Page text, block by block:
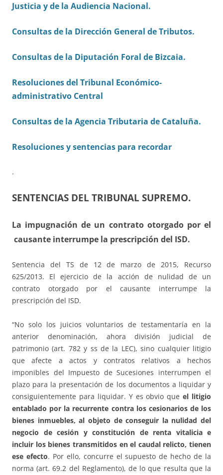
Justicia y de la Audiencia Nacional.
Consultas de la Dirección General de Tributos.
Consultas de la Diputación Foral de Bizcaia.
Resoluciones del Tribunal Económico-
administrativo Central
Consultas de la Agencia Tributaria de Cataluña.
Resoluciones y sentencias para recordar
.
SENTENCIAS DEL TRIBUNAL SUPREMO.
La impugnación de un contrato otorgado por el
causante interrumpe la prescripción del ISD.
Sentencia del TS de 12 de marzo de 2015, Recurso
625/2013. El ejercicio de la acción de nulidad de un
contrato otorgado por el causante interrumpe la
prescripción del ISD.
“No solo los juicios voluntarios de testamentaría en la
anterior denominación, ahora división judicial de
patrimonio (art. 782 y ss de la LEC), sino cualquier litigio
que afecte a actos y contratos relativos a hechos
imponibles del Impuesto de Sucesiones interrumpen el
plazo para la presentación de los documentos a liquidar y
consiguientemente para liquidar. Y es obvio queel litigio
entablado por la recurrente contra los cesionarios de los
bienes inmuebles, al objeto de conseguir la nulidad del
negocio de cesión y constitución de renta vitalicia e
incluir los bienes transmitidos en el caudal relicto, tienen
ese efecto. Por ello, concurre el supuesto de hecho de la
norma (art. 69.2 del Reglamento), de lo que resulta que la